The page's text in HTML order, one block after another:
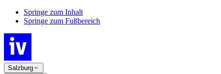
Springe zum Inhalt
Springe zum Fußbereich
Salzburg